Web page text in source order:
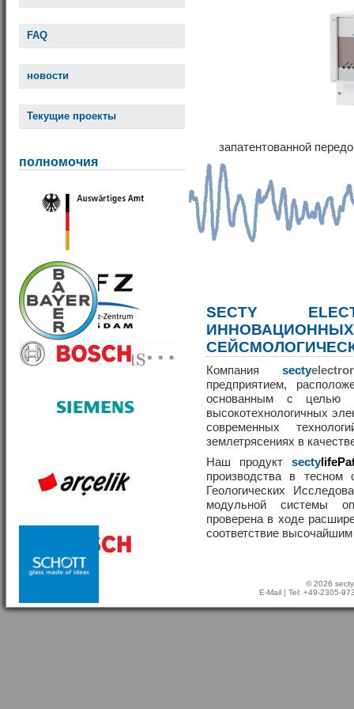
FAQ
новости
Текущие проекты
полномочия
запатентованной
SECTY
Компания secty
предприятием,
основанным с целью
высокотехнологичных
современных
землетрясениях в
Наш продукт secty
производства в тесном
Геологических
модульной системы
проверена в ходе
соответствие
© 2026
E-Mail | Tel: +49-2305-